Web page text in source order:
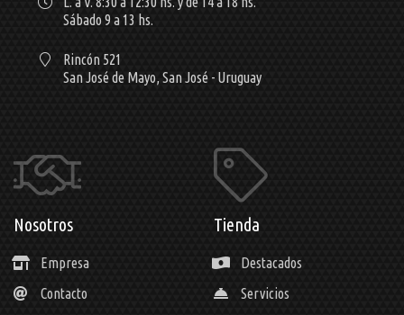
Sábado 9 a 13 hs.
Rincón 521
San José de Mayo,San José - Uruguay
Nosotros
Empresa
Contacto
Tienda
Destacados
Servicios